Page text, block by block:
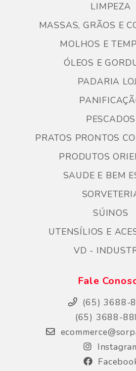
LIMPEZA
MASSAS, GRÃOS E
MOLHOS E
ÓLEOS E
PADARIA
PESCADOS
PRATOS PRONTOS
PRODUTOS
SAUDE E BEM
SÚINOS
UTENSÍLIOS E
VD -
Fale
(65) 3688-
(65) 3688-